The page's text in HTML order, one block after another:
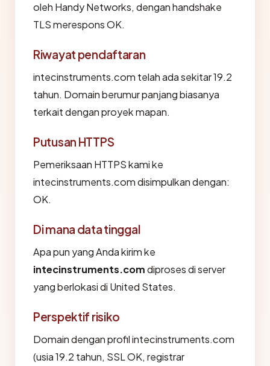
oleh Handy Networks, dengan handshake
TLS merespons OK.
Riwayat pendaftaran
intecinstruments.com telah ada sekitar 19.2
tahun. Domain berumur panjang biasanya
terkait dengan proyek mapan.
Putusan HTTPS
Pemeriksaan HTTPS kami ke
intecinstruments.com disimpulkan dengan:
OK.
Di mana data tinggal
Apa pun yang Anda kirim ke
intecinstruments.comdiproses di server
yang berlokasi di United States.
Perspektif risiko
Domain dengan profil intecinstruments.com
(usia 19.2 tahun, SSL OK, registrar